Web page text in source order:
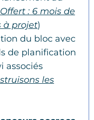
: 6 mois de
à projet)
du bloc avec
de planification
associés
les